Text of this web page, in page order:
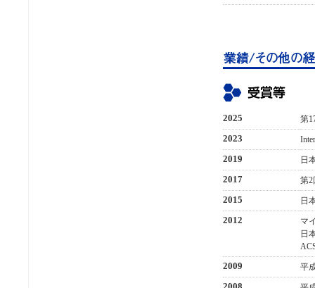
2025 第
2023
2019 日
2017 第2
2015 日
2012
マ
日
2009 平